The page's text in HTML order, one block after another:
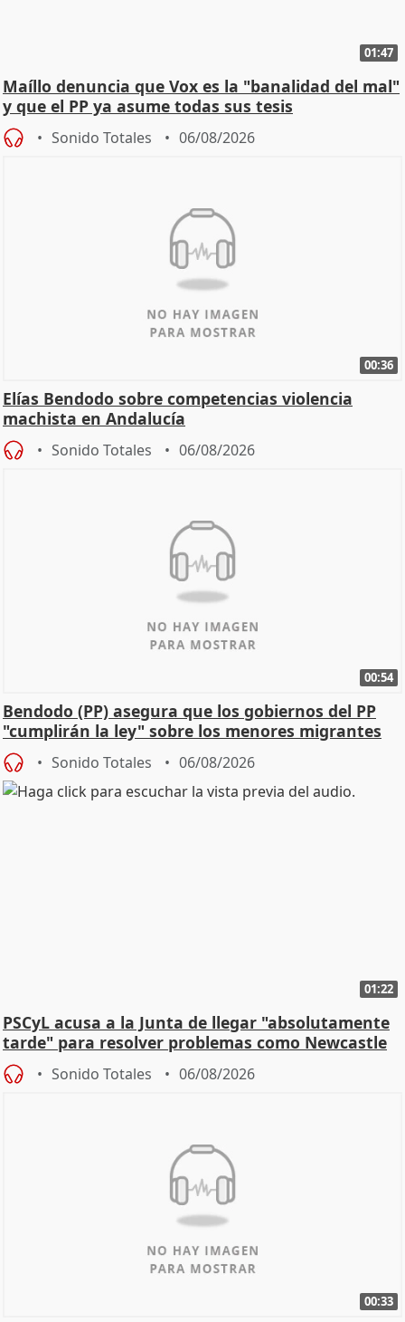
01:47
Maíllo denuncia que Vox es la "banalidad del mal"
y que el PP ya asume todas sus tesis
Sonido Totales 06/08/2026
00:36
Elías Bendodo sobre competencias violencia
machista en Andalucía
Sonido Totales 06/08/2026
00:54
Bendodo (PP) asegura que los gobiernos del PP
"cumplirán la ley" sobre los menores migrantes
Sonido Totales 06/08/2026
01:22
PSCyL acusa a la Junta de llegar "absolutamente
tarde" para resolver problemas como Newcastle
Sonido Totales 06/08/2026
00:33